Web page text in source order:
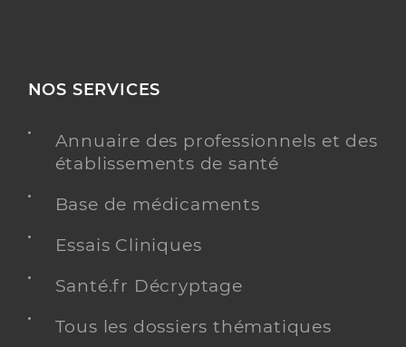
NOS SERVICES
Annuaire des professionnels et des
établissements de santé
Base de médicaments
Essais Cliniques
Santé.fr Décryptage
Tous les dossiers thématiques